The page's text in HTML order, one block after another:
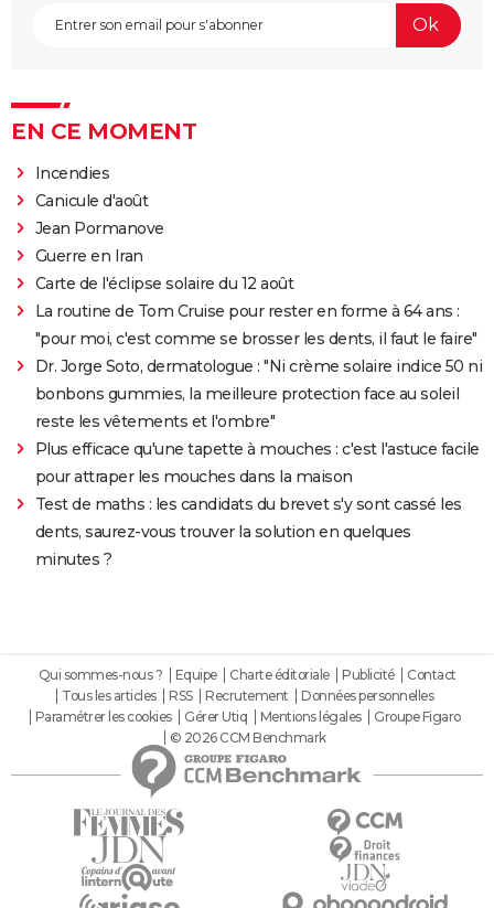
EN CE MOMENT
Incendies
Canicule d'août
Jean Pormanove
Guerre en Iran
Carte de l'éclipse solaire du 12 août
La routine de Tom Cruise pour rester en forme à 64 ans :
"pour moi, c'est comme se brosser les dents, il faut le faire"
Dr. Jorge Soto, dermatologue : "Ni crème solaire indice 50 ni
bonbons gummies, la meilleure protection face au soleil
reste les vêtements et l'ombre"
Plus efficace qu'une tapette à mouches : c'est l'astuce facile
pour attraper les mouches dans la maison
Test de maths : les candidats du brevet s'y sont cassé les
dents, saurez-vous trouver la solution en quelques
minutes ?
Qui sommes-nous ? Equipe Charte éditoriale Publicité
Contact
Tous les articles
RSS Recrutement
Données personnelles
Paramétrer les cookies
Gérer Utiq Mentions légales
Groupe Figaro
© 2026 CCM Benchmark